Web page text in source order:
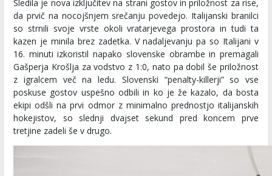
Sledila je nova izključitev na strani gostov in priložnost za rise,
da prvič na nocojšnjem srečanju povedejo. Italijanski branilci
so strnili svoje vrste okoli vratarjevega prostora in tudi ta
kazen je minila brez zadetka. V nadaljevanju pa so Italijani v
16. minuti izkoristil napako slovenske obrambe in premagali
Gašperja Krošlja za vodstvo z 1:0, nato pa dobil še priložnost
z igralcem več na ledu. Slovenski “penalty-killerji” so vse
poskuse gostov uspešno odbili in ko je že kazalo, da bosta
ekipi odšli na prvi odmor z minimalno prednostjo italijanskih
hokejistov, so slednji dvajset sekund pred koncem prve
tretjine zadeli še v drugo.